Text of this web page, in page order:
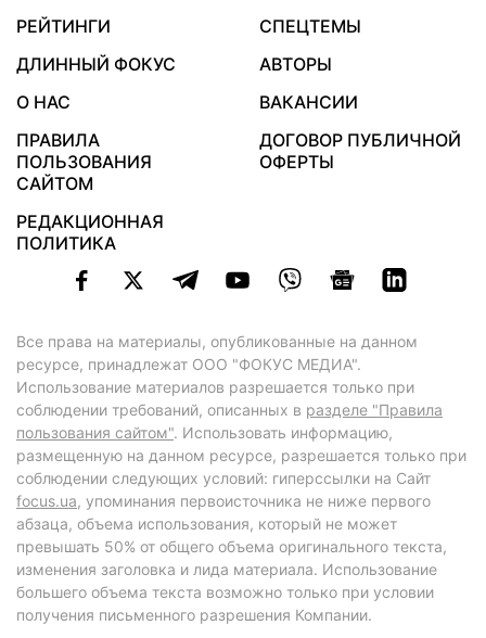
РЕЙТИНГИ
СПЕЦТЕМЫ
ДЛИННЫЙ ФОКУС
АВТОРЫ
О НАС
ВАКАНСИИ
ПРАВИЛА
ПОЛЬЗОВАНИЯ
САЙТОМ
ДОГОВОР ПУБЛИЧНОЙ
ОФЕРТЫ
РЕДАКЦИОННАЯ
ПОЛИТИКА
Все права на материалы, опубликованные на данном
ресурсе, принадлежат ООО "ФОКУС МЕДИА".
Использование материалов разрешается только при
соблюдении требований, описанных в разделе "Правила
пользования сайтом". Использовать информацию,
размещенную на данном ресурсе, разрешается только при
соблюдении следующих условий: гиперссылки на Сайт
focus.ua, упоминания первоисточника не ниже первого
абзаца, объема использования, который не может
превышать 50% от общего объема оригинального текста,
изменения заголовка и лида материала. Использование
большего объема текста возможно только при условии
получения письменного разрешения Компании.